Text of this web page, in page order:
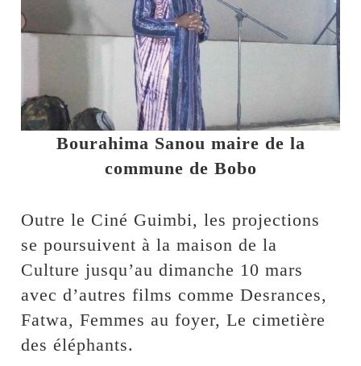
Bourahima Sanou maire de la
commune de Bobo
Outre le Ciné Guimbi, les projections
se poursuivent à la maison de la
Culture jusqu’au dimanche 10 mars
avec d’autres films comme Desrances,
Fatwa, Femmes au foyer, Le cimetière
des éléphants.